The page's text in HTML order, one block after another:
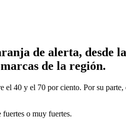
de alerta, desde
de la región.
el 40 y el 70 por ciento. Por su parte,
o muy fuertes.